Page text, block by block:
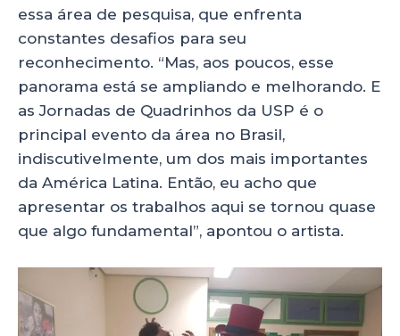
essa área de pesquisa, que enfrenta
constantes desafios para seu
reconhecimento. “Mas, aos poucos, esse
panorama está se ampliando e melhorando. E
as Jornadas de Quadrinhos da USP é o
principal evento da área no Brasil,
indiscutivelmente, um dos mais importantes
da América Latina. Então, eu acho que
apresentar os trabalhos aqui se tornou quase
que algo fundamental”, apontou o artista.